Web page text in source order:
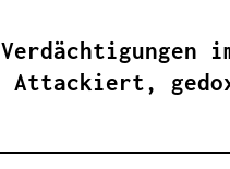
Verdächtigungen
Attackiert,